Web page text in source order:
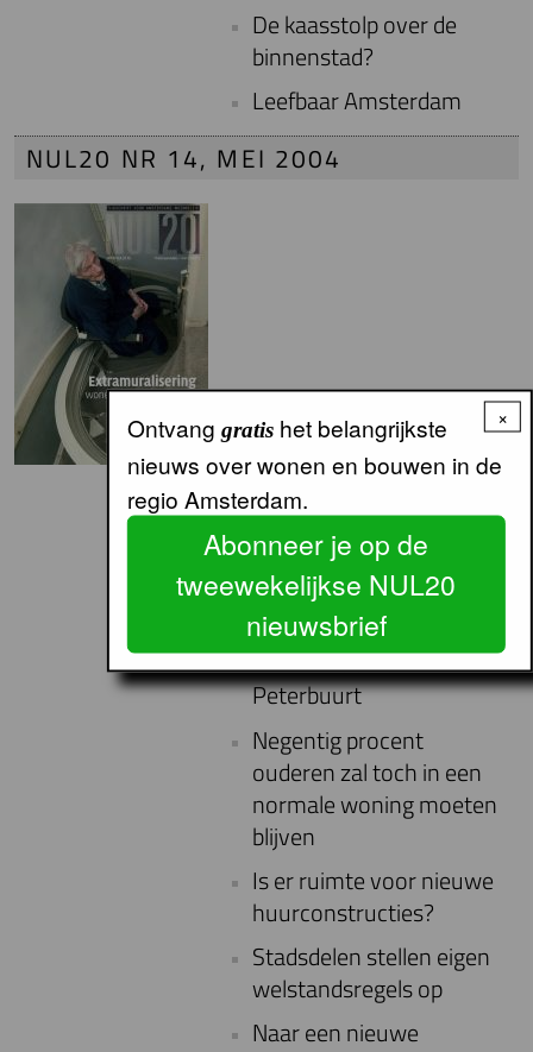
De kaasstolp over de
binnenstad?
Leefbaar Amsterdam
NUL20 NR 14, MEI 2004
Hit uit jaren zeventig nu
populair bij ouderen en
gehandicapten
Extramuralisering in de
praktijk: IJburg, Zuidwest
Kwadrant en Czaar
Peterbuurt
Negentig procent
ouderen zal toch in een
normale woning moeten
blijven
Is er ruimte voor nieuwe
huurconstructies?
Stadsdelen stellen eigen
welstandsregels op
Naar een nieuwe
×
Ontvang gratishet belangrijkste
nieuws over wonen en bouwen in de
regio Amsterdam.
Abonneer je op de
tweewekelijkse NUL20
nieuwsbrief